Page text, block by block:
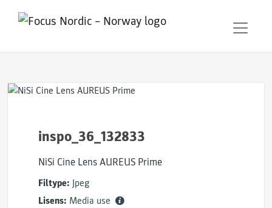
inspo_36_132833
NiSi Cine Lens AUREUS Prime
Filtype: Jpeg
Lisens: Media use